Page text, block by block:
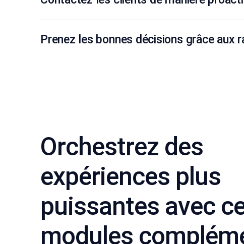
Prenez les bonnes décisions grâce aux
Orchestrez des
expériences plus
puissantes avec
modules